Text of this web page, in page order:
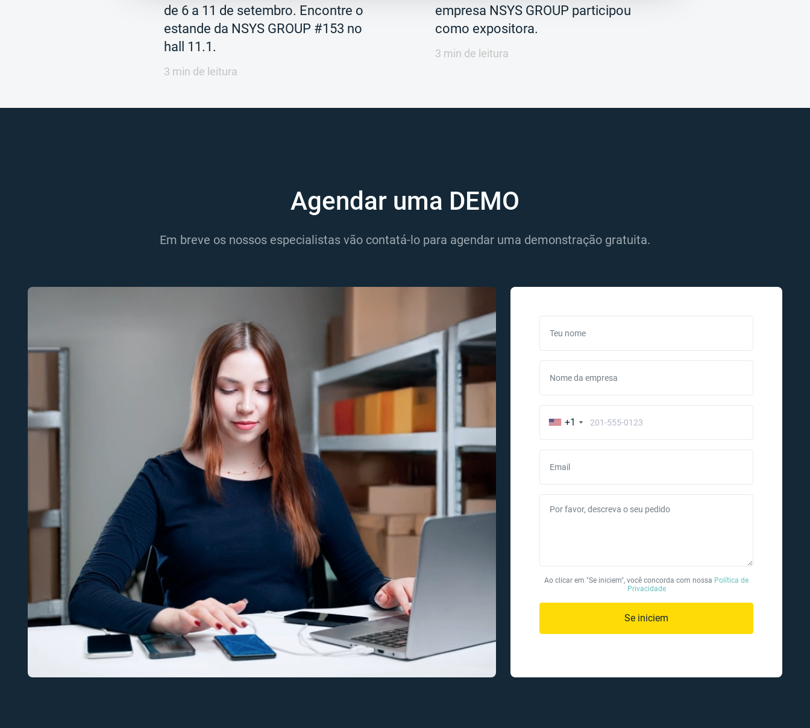
de 6 a 11 de setembro. Encontre o
estande da NSYS GROUP #153 no
hall 11.1.
3 min de leitura
empresa NSYS GROUP participou
como expositora.
3 min de leitura
Agendar uma DEMO
Em breve os nossos especialistas vão contatá-lo para agendar uma demonstração gratuita.
Teu nome
Nome da empresa
+1
Email
Por favor, descreva o seu pedido
Ao clicar em "Se iniciem", você concorda com nossa Política de
Privacidade
Se iniciem